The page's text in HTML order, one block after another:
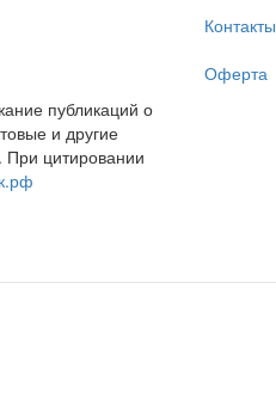
публикаций о
и другие
цитировании
Контакты
Оферта